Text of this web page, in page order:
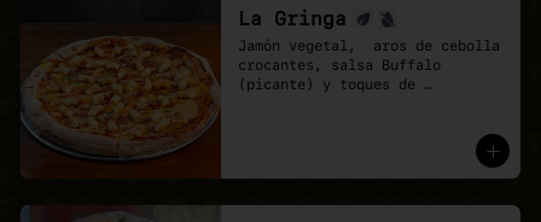
La Gringa
Jamón vegetal,  aros de cebolla
crocantes, salsa Buffalo
(picante) y toques de